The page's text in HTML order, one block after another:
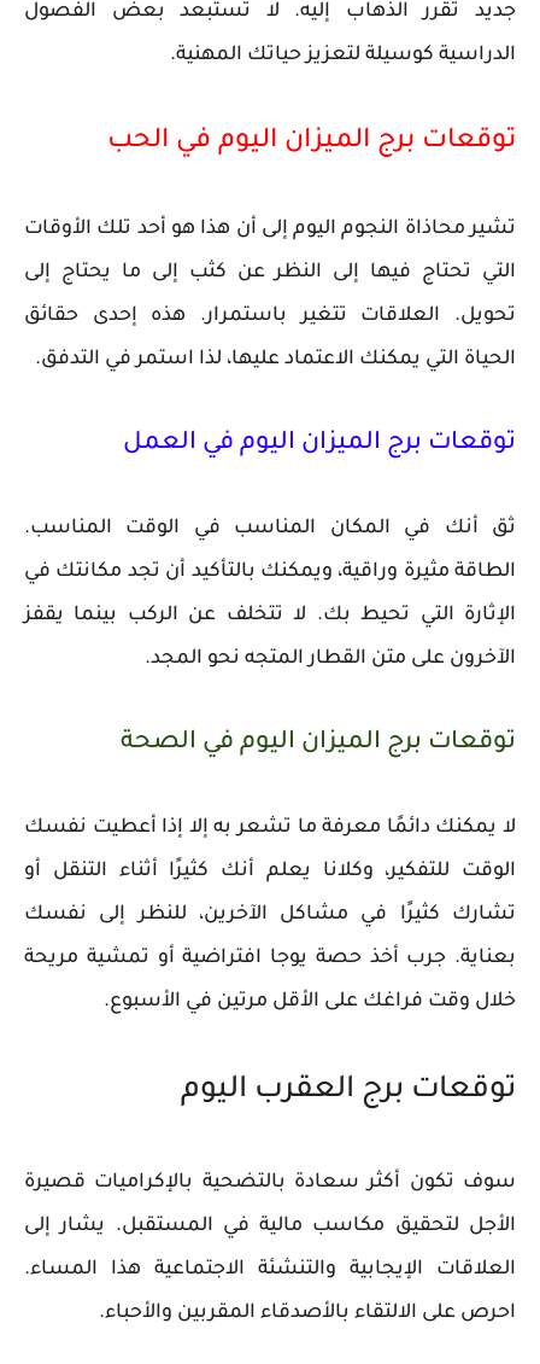
جديد تقرر الذهاب إليه. لا تستبعد بعض الفصول
الدراسية كوسيلة لتعزيز حياتك المهنية.
توقعات برج الميزان اليوم في الحب
تشير محاذاة النجوم اليوم إلى أن هذا هو أحد تلك الأوقات
التي تحتاج فيها إلى النظر عن كثب إلى ما يحتاج إلى
تحويل. العلاقات تتغير باستمرار. هذه إحدى حقائق
الحياة التي يمكنك الاعتماد عليها، لذا استمر في التدفق.
توقعات برج الميزان اليوم في العمل
ثق أنك في المكان المناسب في الوقت المناسب.
الطاقة مثيرة وراقية، ويمكنك بالتأكيد أن تجد مكانتك في
الإثارة التي تحيط بك. لا تتخلف عن الركب بينما يقفز
الآخرون على متن القطار المتجه نحو المجد.
توقعات برج الميزان اليوم في الصحة
لا يمكنك دائمًا معرفة ما تشعر به إلا إذا أعطيت نفسك
الوقت للتفكير، وكلانا يعلم أنك كثيرًا أثناء التنقل أو
تشارك كثيرًا في مشاكل الآخرين، للنظر إلى نفسك
بعناية. جرب أخذ حصة يوجا افتراضية أو تمشية مريحة
خلال وقت فراغك على الأقل مرتين في الأسبوع.
توقعات برج العقرب اليوم
سوف تكون أكثر سعادة بالتضحية بالإكراميات قصيرة
الأجل لتحقيق مكاسب مالية في المستقبل. يشار إلى
العلاقات الإيجابية والتنشئة الاجتماعية هذا المساء.
احرص على الالتقاء بالأصدقاء المقربين والأحباء.